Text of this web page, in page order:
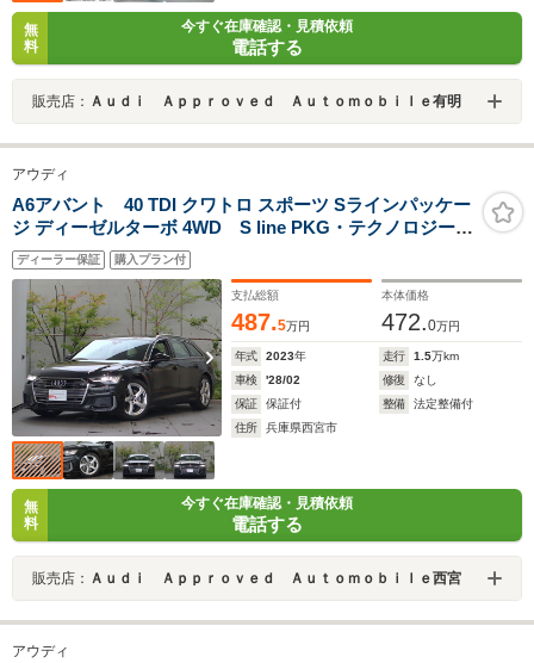
無
料
今すぐ在庫確認・見積依頼
電話する
販売店： Ａｕｄｉ Ａｐｐｒｏｖｅｄ Ａｕｔｏｍｏｂｉｌｅ有明
アウディ
A6アバント 40 TDI クワトロ スポーツ Sラインパッケー
ジ ディーゼルターボ 4WD S line PKG・テクノロジーパ
ッケージ・アルミホイール5アームダイナミックデザイン
8.5J x 19・バルコナレザー S lineロゴ・パークアシストパ
ッケージ・HDマトリクスLEDヘッドライト
ディーラー保証 購入プラン付
支払総額
487.5万円
本体価格
472.0万円
年式 2023年 走行 1.5万km
車検
'28/02 修復
なし
保証
保証付 整備
法定整備付
住所
兵庫県西宮市
無
料
今すぐ在庫確認・見積依頼
電話する
販売店： Ａｕｄｉ Ａｐｐｒｏｖｅｄ Ａｕｔｏｍｏｂｉｌｅ西宮
アウディ